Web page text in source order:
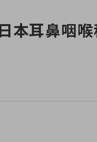
本耳鼻咽